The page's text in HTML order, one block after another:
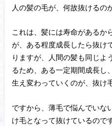
人の髪の毛が、何故抜けるの
これは、髪には寿命があるか
が、ある程度成長したら抜け
りますが、人間の髪も同じよ
るため、ある一定期間成長し
生え変わっていくのが、抜け
ですから、薄毛で悩んでいな
け毛となって抜けているのです